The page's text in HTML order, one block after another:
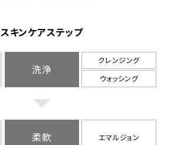
o
スキンケアステップ
洗浄
クレンジング
ウォッシング
柔軟 エマルジョン